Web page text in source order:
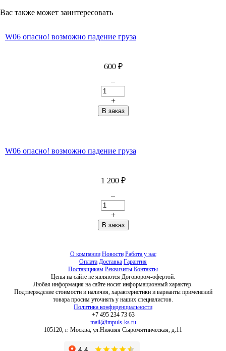
Вас также может заинтересовать
W06 опасно! возможно падение груза
600 ₽
–
+
W06 опасно! возможно падение груза
1 200 ₽
–
+
О компании Новости Работа у нас
Оплата Доставка Гарантия
Поставщикам Реквизиты Контакты
Цены на сайте не являются Договором-офертой.
Любая информация на сайте носит информационный характер.
Подтверждение стоимости и наличия, характеристики и варианты применений
товара просим уточнять у наших специалистов.
Политика конфиденциальности
+7 495 234 73 63
mail@impuls-ks.ru
105120, г. Москва, ул.Нижняя Сыромятническая, д.11